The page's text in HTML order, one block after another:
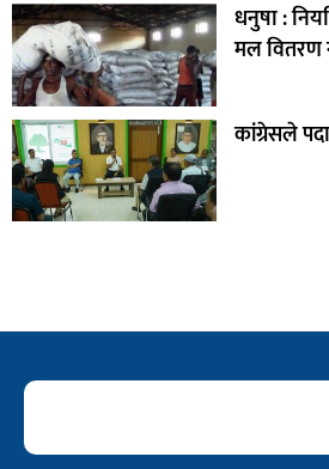
धनुषा :
मल वितरण
कांग्रेसले